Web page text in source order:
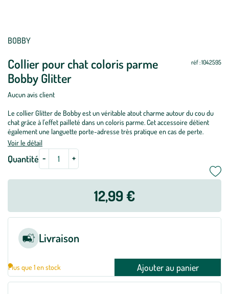
BOBBY
Collier pour chat coloris parme
Bobby Glitter
réf : 1042595
Aucun avis client
Le collier Glitter de Bobby est un véritable atout charme autour du cou du
chat grâce à l'effet pailleté dans un coloris parme. Cet accessoire détient
également une languette porte-adresse très pratique en cas de perte.
Voir le détail
Quantité
Mettre
jour
-
Mettre
jour
+
12,99 €
Livraison
Plus que 1 en stock Ajouter au panier